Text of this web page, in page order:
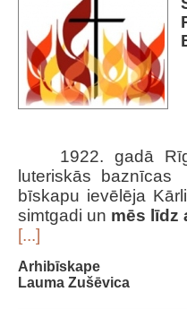
1922. gadā
luteriskās
bīskapu ievēlēja
simtgadi un mēs līdz
[...]
Arhibīskape
Lauma Zušēvica